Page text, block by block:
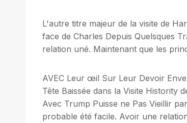
L'autre titre majeur de la visite de
face de Charles Depuis Quelsques
relation uné. Maintenant que les
AVEC Leur œil Sur Leur Devoir
Tête Baissée dans la Visite Histority
Avec Trump Puisse ne Pas Vieillir
probable été facile. Avoir une